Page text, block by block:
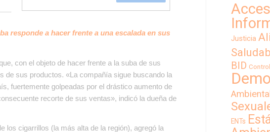
responde a hacer frente a una escalada en sus
con el objeto de hacer frente a la suba de sus
de sus productos. «La compañía sigue buscando la
fuertemente golpeadas por el drástico aumento de
recorte de sus ventas», indicó la dueña de
los cigarrillos (la más alta de la región), agregó la
Justicia
BID
Ambiental
ENTs